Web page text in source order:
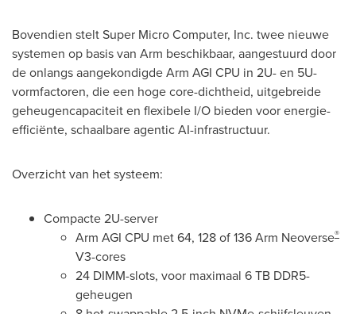
Bovendien stelt Super Micro Computer, Inc. twee nieuwe
systemen op basis van Arm beschikbaar, aangestuurd door
de onlangs aangekondigde Arm AGI CPU in 2U- en 5U-
vormfactoren, die een hoge core-dichtheid, uitgebreide
geheugencapaciteit en flexibele I/O bieden voor energie-
efficiënte, schaalbare agentic AI-infrastructuur.
Overzicht van het systeem:
Compacte 2U-server
Arm AGI CPU met 64, 128 of 136 Arm Neoverse®
V3-cores
24 DIMM-slots, voor maximaal 6 TB DDR5-
geheugen